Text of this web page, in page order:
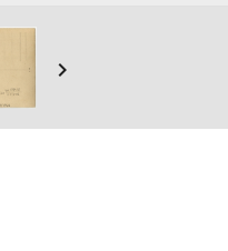
keyboard_arrow_right